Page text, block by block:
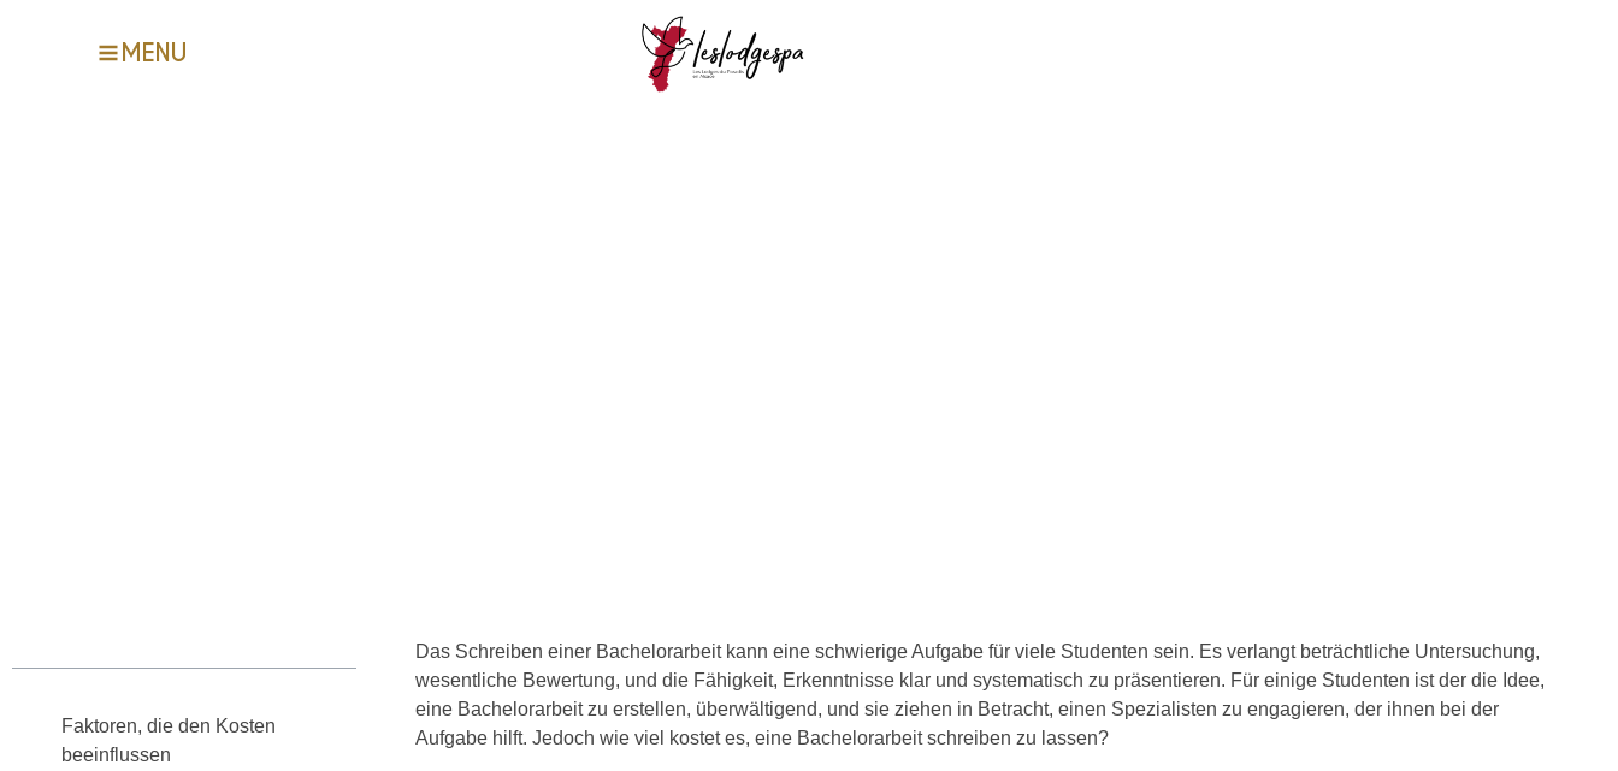
MENU
Faktoren, die den Kosten
beeinflussen
Das Schreiben einer Bachelorarbeit kann eine schwierige Aufgabe für viele Studenten sein. Es verlangt beträchtliche Untersuchung,
wesentliche Bewertung, und die Fähigkeit, Erkenntnisse klar und systematisch zu präsentieren. Für einige Studenten ist der die Idee,
eine Bachelorarbeit zu erstellen, überwältigend, und sie ziehen in Betracht, einen Spezialisten zu engagieren, der ihnen bei der
Aufgabe hilft. Jedoch wie viel kostet es, eine Bachelorarbeit schreiben zu lassen?